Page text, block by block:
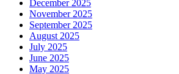
December 2025
November 2025
September 2025
August 2025
July 2025
June 2025
May 2025